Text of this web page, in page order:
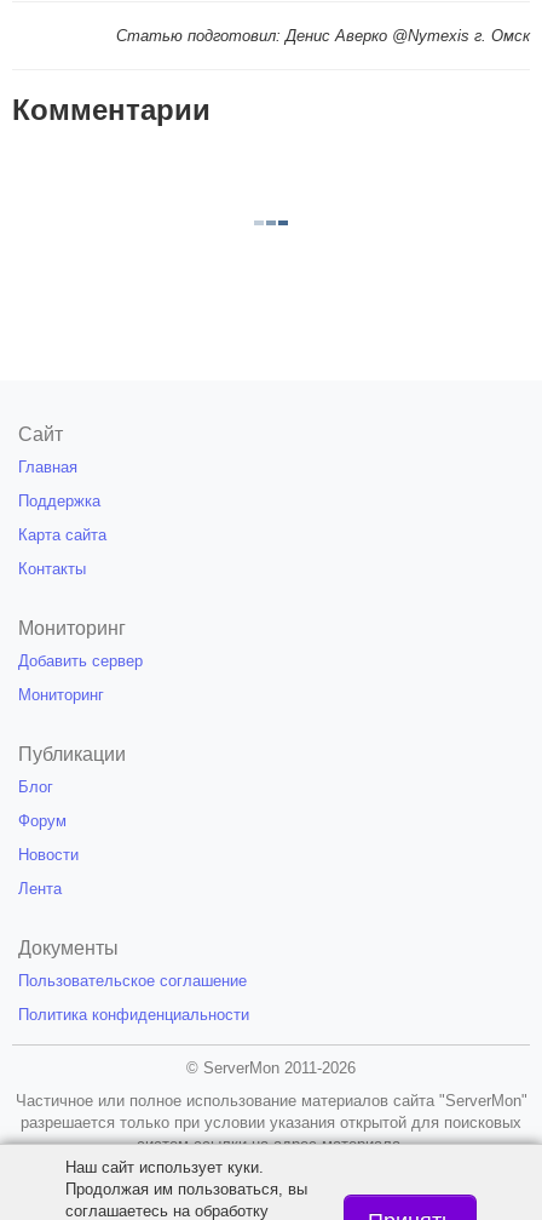
Статью подготовил: Денис Аверко @Nymexis г. Омск
Комментарии
Сайт
Главная
Поддержка
Карта сайта
Контакты
Мониторинг
Добавить сервер
Мониторинг
Публикации
Блог
Форум
Новости
Лента
Документы
Пользовательское соглашение
Политика конфиденциальности
© ServerMon 2011-2026
Частичное или полное использование материалов сайта "ServerMon"
разрешается только при условии указания открытой для поисковых
систем ссылки на адрес материала.
18+
Наш сайт использует куки.
Продолжая им пользоваться, вы
соглашаетесь на обработку